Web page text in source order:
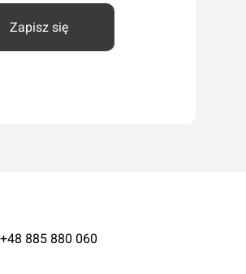
Zapisz się
+48 885 880 060